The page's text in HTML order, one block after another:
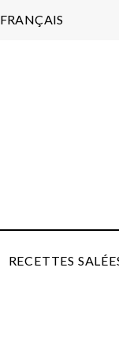
FRANÇAIS
RECETTES